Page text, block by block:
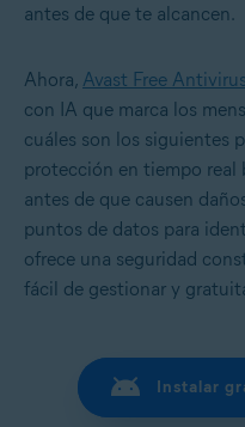
antes de que te alcancen.
Ahora, Avast Free Antivirus
con IA que marca los
cuáles son los siguientes
protección en tiempo real
antes de que causen
puntos de datos para
ofrece una seguridad
fácil de gestionar y
Instalar